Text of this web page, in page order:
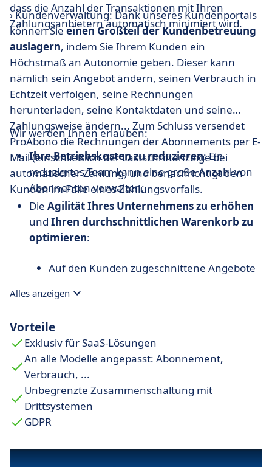
dass die Anzahl der Transaktionen mit Ihren
Zahlungsanbietern automatisch minimiert wird.
› Kundenverwaltung: Dank unseres Kundenportals
können Sieeinen Großteil der Kundenbetreuung
auslagern, indem Sie Ihrem Kunden ein
Höchstmaß an Autonomie geben. Dieser kann
nämlich sein Angebot ändern, seinen Verbrauch in
Echtzeit verfolgen, seine Rechnungen
herunterladen, seine Kontaktdaten und seine
Zahlungsweise ändern... Zum Schluss versendet
ProAbono die Rechnungen der Abonnements per E-
Mail (einschließlich der Lastschriftanzeige bei
automatischer Zahlung) und benachrichtigt den
Kunden im Falle eines Zahlungsvorfalls.
Wir werden Ihnen erlauben:
Ihre Betriebskosten zu reduzieren: Ein
reduziertes Team kann eine große Anzahl von
Abonnenten verwalten;
Die Agilität Ihres Unternehmens zu erhöhen
und Ihren durchschnittlichen Warenkorb zu
optimieren:
Auf den Kunden zugeschnittene Angebote
werden;
Inclusive-Angebote zu kombinieren (Self-
Service);
Ihre Angebote nach Kundentyp zu
segmentieren;
Ihre Angebote in Echtzeit und ohne
technischen Eingriff anzupassen;
Ihren Time-to-Money zu reduzieren, indem
Sie uns durch schnelle und sichere RESTful-APIs
Alles anzeigen
Vorteile
Exklusiv für SaaS-Lösungen
An alle Modelle angepasst: Abonnement,
Verbrauch, ...
Unbegrenzte Zusammenschaltung mit
Drittsystemen
GDPR